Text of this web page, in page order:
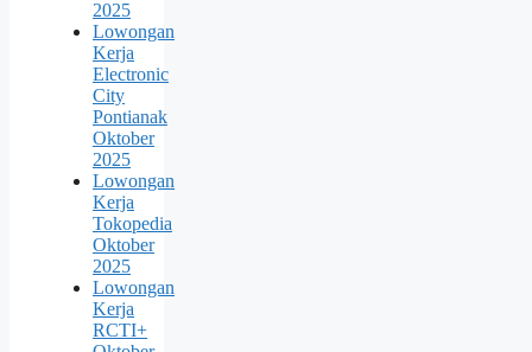
2025
Lowongan
Kerja
Electronic
City
Pontianak
Oktober
2025
Lowongan
Kerja
Tokopedia
Oktober
2025
Lowongan
Kerja
RCTI+